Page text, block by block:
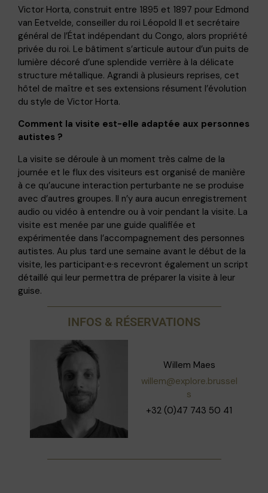
Victor Horta, construit entre 1895 et 1897 pour Edmond
van Eetvelde, conseiller du roi Léopold II et secrétaire
général de l’État indépendant du Congo, alors propriété
privée du roi. Le bâtiment s’articule autour d’un puits de
lumière décoré d’une splendide verrière à la délicate
structure métallique. Agrandi à plusieurs reprises, cet
hôtel de maître et ses extensions résument l’évolution
du style de Victor Horta.
Comment la visite est-elle adaptée aux personnes
autistes ?
La visite se déroule à un moment très calme de la
journée et le flux des visiteurs est organisé de manière
à ce qu’aucune interaction perturbante ne se produise
avec d’autres groupes. Il n’y aura aucun enregistrement
audio ou vidéo à entendre ou à voir pendant la visite. La
visite est menée par une guide qualifiée et
expérimentée dans l’accompagnement des personnes
autistes. Au plus tard une semaine avant le début de la
visite, les participant·e·s recevront également un script
détaillé qui leur permettra de préparer la visite à leur
guise.
INFOS & RÉSERVATIONS
Willem Maes
willem@explore.brussel
s
+32 (0)47 743 50 41